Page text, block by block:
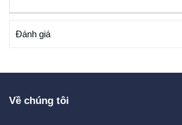
Đánh giá
Về chúng tôi